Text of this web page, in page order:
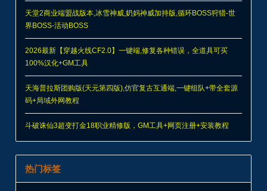
天堂2商业端盟战版本,冰雪神威,奶妈神威加持版,循环BOSS狩猎-世
界BOSS-活动BOSS
2026最新【穿越火线CF2.0】一键端,修复各种错误，全道具可买
100%汉化+GM工具
天海普拉斯团购版(天元第四版),仿官复古互通端,一键组队+带全套源
码+局域外网教程
斗破诛仙3超变打金18职业精修版，GM工具+网页注册+安装教程
热门标签